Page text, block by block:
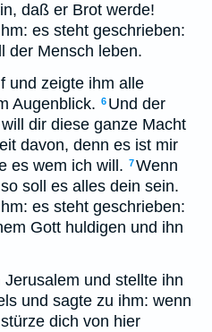
daß er Brot werde!
es steht geschrieben:
der Mensch leben.
und zeigte ihm alle
Augenblick. 6 Und der
dir diese ganze Macht
davon, denn es ist mir
es wem ich will. 7Wenn
soll es alles dein sein.
es steht geschrieben:
Gott huldigen und ihn
und stellte ihn
und sagte zu ihm: wenn
dich von hier